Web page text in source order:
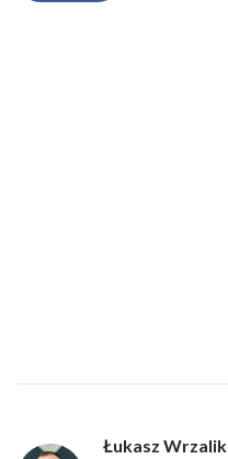
Łukasz Wrzalik